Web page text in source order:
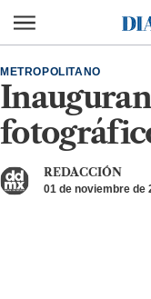
Diario de
METROPOLITANO
REDACCIÓN
01 de noviembre de